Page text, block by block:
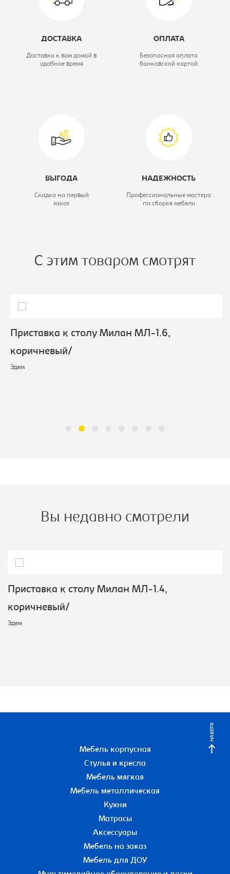
Приставка к
ДОСТАВКА
Доставка к вам домой в
удобное время
ОПЛАТА
Безопасная оплата
банковской картой
ВЫГОДА
Скидка на первый
заказ
НАДЕЖНОСТЬ
Профессиональные мастера
по сборке мебели
С этим товаром смотрят
Приставка к столу Милан МЛ-1.6,
коричневый/
Эдем
Вы недавно смотрели
Приставка к столу Милан МЛ-1.4,
коричневый/
Эдем
НАВЕРХ
Мебель корпусная
Стулья и кресла
Мебель мягкая
Мебель металлическая
Кухни
Матрасы
Аксессуары
Мебель на заказ
Мебель для ДОУ